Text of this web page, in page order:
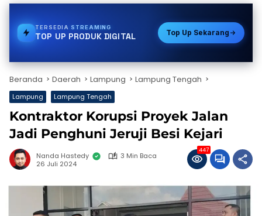
TERSEDIA PDAM
TOP UP PRODUK DIGITAL Top Up Sekarang
Beranda Daerah Lampung Lampung Tengah
Lampung Lampung Tengah
Kontraktor Korupsi Proyek Jalan
Jadi Penghuni Jeruji Besi Kejari
Nanda Hastedy
3 Min Baca
26 Juli 2024
447